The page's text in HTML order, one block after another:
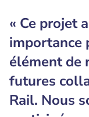
« Ce projet
importance
élément de
futures
Rail. Nous